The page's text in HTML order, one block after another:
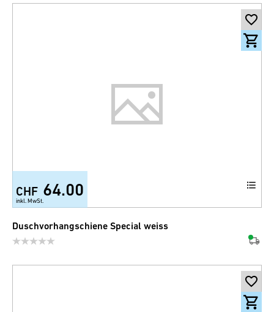
CHF 64.00
inkl. MwSt.
Duschvorhangschiene Special weiss